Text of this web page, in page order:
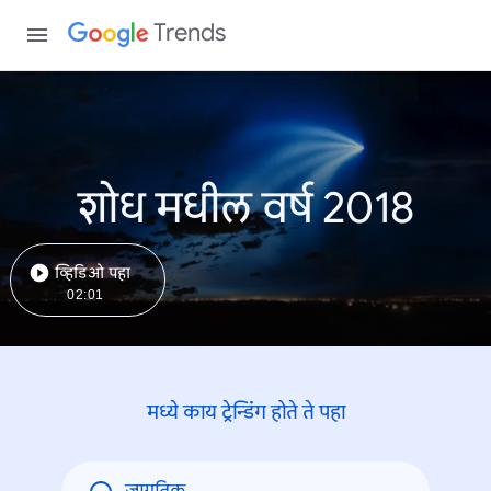
Trends
शोध मधील वर्ष 2018
व्हिडिओ पहा
02:01
मध्ये काय ट्रेन्डिंंग होते ते पहा